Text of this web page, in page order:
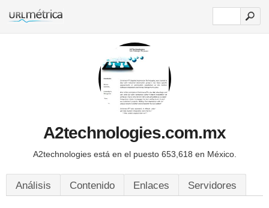
A2technologies.com.mx
A2technologies está en el puesto 653,618 en México.
Análisis Contenido Enlaces Servidores